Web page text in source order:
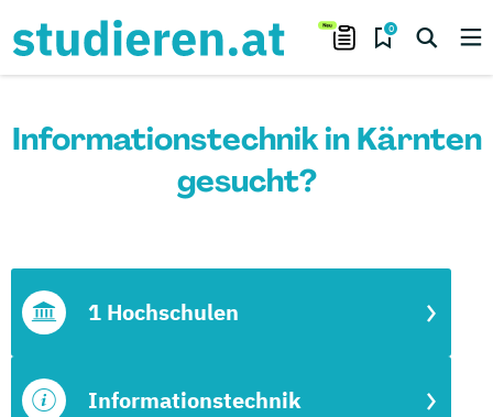
0
Informationstechnik in Kärnten
gesucht?
Informationstechnik
1 Hochschulen